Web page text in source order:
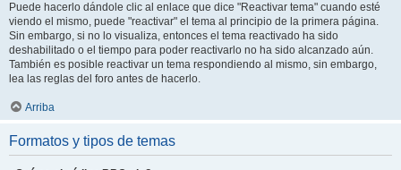
Puede hacerlo dándole clic al enlace que dice "Reactivar tema" cuando esté
viendo el mismo, puede "reactivar" el tema al principio de la primera página.
Sin embargo, si no lo visualiza, entonces el tema reactivado ha sido
deshabilitado o el tiempo para poder reactivarlo no ha sido alcanzado aún.
También es posible reactivar un tema respondiendo al mismo, sin embargo,
lea las reglas del foro antes de hacerlo.
Arriba
Formatos y tipos de temas